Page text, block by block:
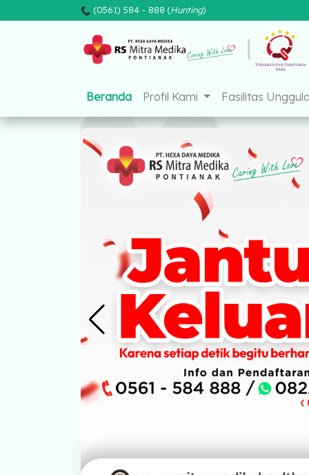
(0561) 584 - 888 (Hunting)
Mitra Medika Pontianak
Beranda Profil Kami Fasilitas
Beranda
Profil Kami
Profil Kami
Indikator Mutu
Fasilitas Unggulan
Kolposkopi
Laparaskopi